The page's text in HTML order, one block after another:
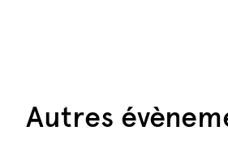
Autres